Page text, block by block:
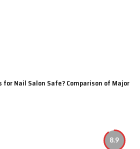
for Nail Salon Safe? Comparison of Major
8.9